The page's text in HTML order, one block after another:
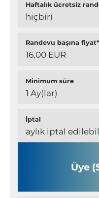
Haftalık ücretsiz
hiçbiri
Randevu başına fiyat*
16,00 EUR
Minimum süre
1 Ay(lar)
İptal
aylık iptal
Üye